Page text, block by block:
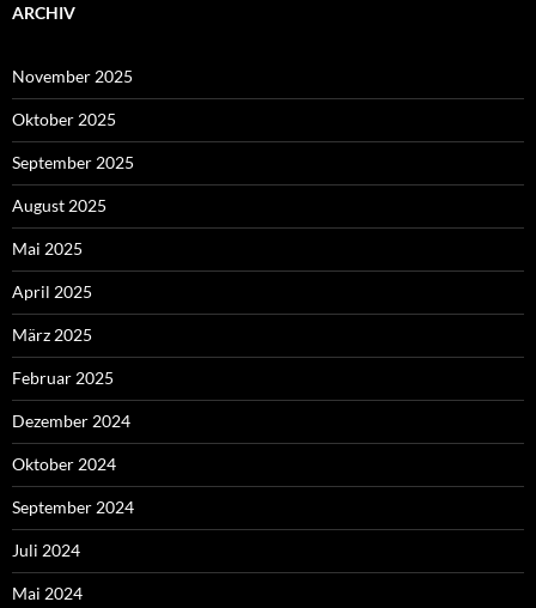
ARCHIV
November 2025
Oktober 2025
September 2025
August 2025
Mai 2025
April 2025
März 2025
Februar 2025
Dezember 2024
Oktober 2024
September 2024
Juli 2024
Mai 2024